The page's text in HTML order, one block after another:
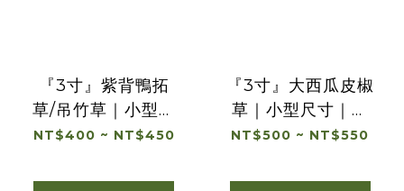
『3寸』紫背鴨拓
草/吊竹草｜小型尺
寸｜自選盆器
NT$400 ~ NT$450
『3寸』大西瓜皮椒
草｜小型尺寸｜自
選盆器
NT$500 ~ NT$550